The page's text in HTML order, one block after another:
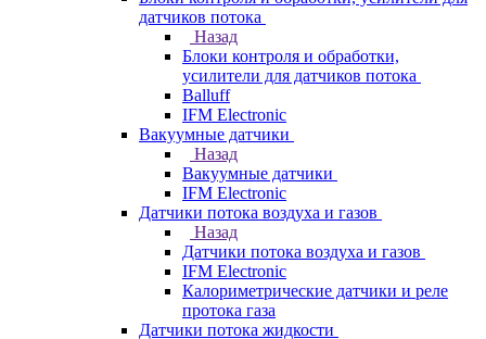
датчиков потока
Назад
Блоки контроля и обработки,
усилители для датчиков потока
Balluff
IFM Electronic
Вакуумные датчики
Назад
Вакуумные датчики
IFM Electronic
Датчики потока воздуха и газов
Назад
Датчики потока воздуха и газов
IFM Electronic
Калориметрические датчики и реле
протока газа
Датчики потока жидкости